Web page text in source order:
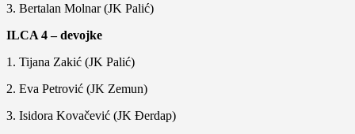
3. Bertalan Molnar (JK Palić)
ILCA 4 – devojke
1. Tijana Zakić (JK Palić)
2. Eva Petrović (JK Zemun)
3. Isidora Kovačević (JK Đerdap)